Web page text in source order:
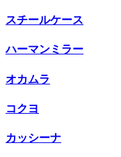
スチールケース
ハーマンミラー
オカムラ
コクヨ
カッシーナ